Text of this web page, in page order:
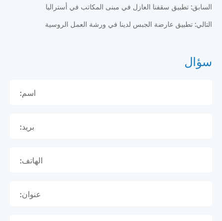
السابق: تطبيق سقفنا العازل في مبنى المكاتب في أستراليا
التالي: تطبيق عارضة الجبس لدينا في ورشة العمل الروسية
سؤال
اسم:
بريد:
الهاتف:
عنوان: